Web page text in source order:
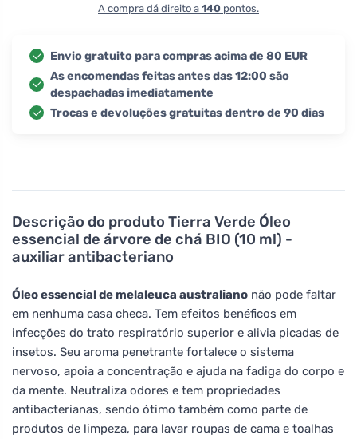
Descrição do produto Tierra Verde Óleo
essencial de árvore de chá BIO (10 ml) -
auxiliar antibacteriano
Óleo essencial de melaleuca australiano não pode faltar
em nenhuma casa checa. Tem efeitos benéficos em
infecções do trato respiratório superior e alivia picadas de
insetos. Seu aroma penetrante fortalece o sistema
nervoso, apoia a concentração e ajuda na fadiga do corpo e
da mente. Neutraliza odores e tem propriedades
antibacterianas, sendo ótimo também como parte de
produtos de limpeza, para lavar roupas de cama e toalhas
A compra dá direito a 140 pontos.
Envio gratuito para compras acima de 80 EUR
As encomendas feitas antes das 12:00 são
despachadas imediatamente
Trocas e devoluções gratuitas dentro de 90 dias